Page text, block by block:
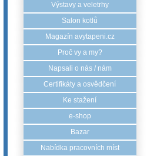
Výstavy a veletrhy
Salon kotlů
Magazín avytapeni.cz
Proč vy a my?
Napsali o nás / nám
Certifikáty a osvědčení
Ke stažení
e-shop
Bazar
Nabídka pracovních míst